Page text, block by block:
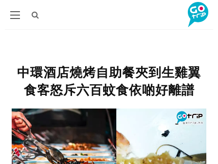
中環酒店燒烤自助餐夾到生雞翼
食客怒斥六百蚊食依啲好離譜